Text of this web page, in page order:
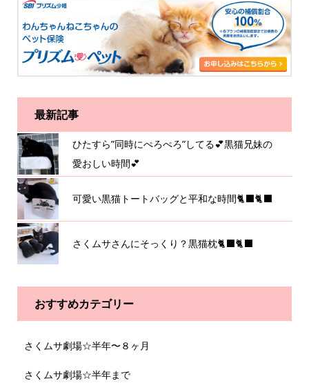
最新記事
ひたすら”同時にぺろぺろ”してる💕黒猫兄妹の
愛おしい時間💕
可愛い黒猫トートバッグと平和な時間🐈‍⬛🐈‍⬛
さくムサさんにそっくり？黒猫枕🐈‍⬛🐈‍⬛
おすすめカテゴリー
さくムサ劇場☆半年〜８ヶ月
さくムサ劇場☆半年まで